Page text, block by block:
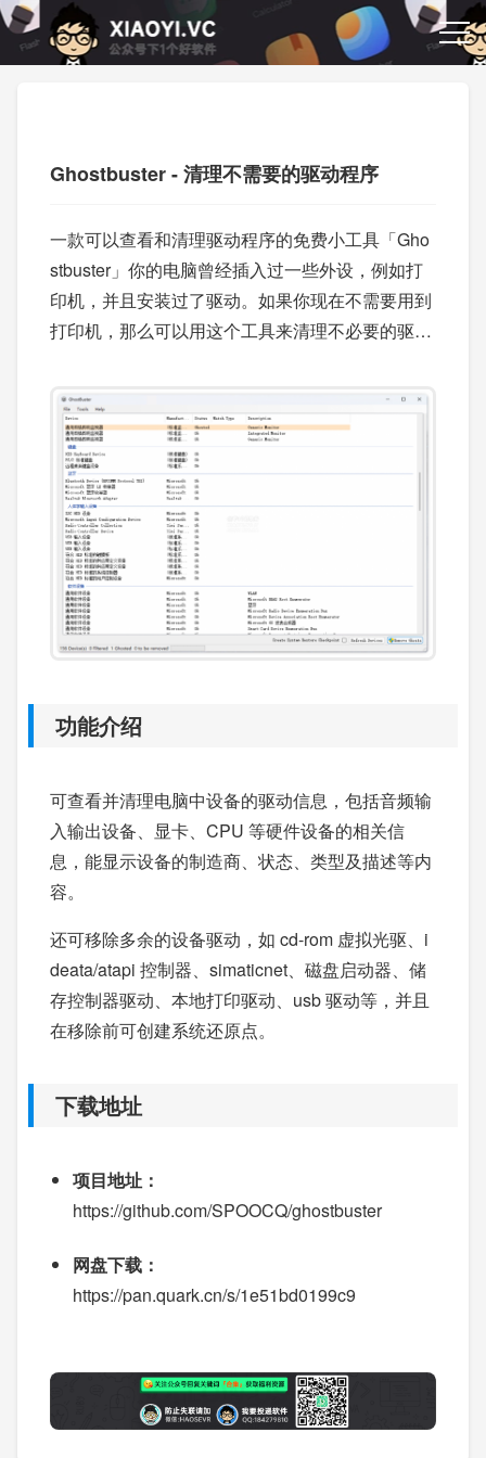
Ghostbuster - 清理不需要的驱动程序
一款可以查看和清理驱动程序的免费小工具「Gho
stbuster」你的电脑曾经插入过一些外设，例如打
印机，并且安装过了驱动。如果你现在不需要用到
打印机，那么可以用这个工具来清理不必要的驱
功能介绍
可查看并清理电脑中设备的驱动信息，包括音频输
入输出设备、显卡、CPU 等硬件设备的相关信
息，能显示设备的制造商、状态、类型及描述等内
容。
还可移除多余的设备驱动，如 cd-rom 虚拟光驱、i
deata/atapi 控制器、simaticnet、磁盘启动器、储
存控制器驱动、本地打印驱动、usb 驱动等，并且
在移除前可创建系统还原点。
下载地址
项目地址：
https://github.com/SPOOCQ/ghostbuster
网盘下载：
https://pan.quark.cn/s/1e51bd0199c9